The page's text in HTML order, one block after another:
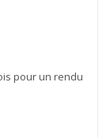
pour un rendu